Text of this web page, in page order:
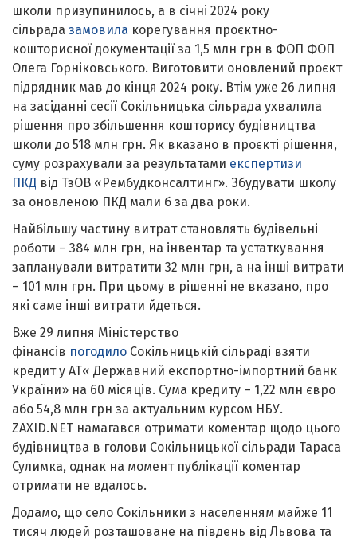
школи призупинилось, а в січні 2024 року
сільрада замовила корегування проєктно-
кошторисної документації за 1,5 млн грн в ФОП ФОП
Олега Горніковського. Виготовити оновлений проєкт
підрядник мав до кінця 2024 року. Втім уже 26 липня
на засіданні сесії Сокільницька сільрада ухвалила
рішення про збільшення кошторису будівництва
школи до 518 млн грн. Як вказано в проєкті рішення,
суму розрахували за результатами експертизи
ПКД від ТзОВ «Рембудконсалтинг». Збудувати школу
за оновленою ПКД мали б за два роки.
Найбільшу частину витрат становлять будівельні
роботи – 384 млн грн, на інвентар та устаткування
запланували витратити 32 млн грн, а на інші витрати
– 101 млн грн. При цьому в рішенні не вказано, про
які саме інші витрати йдеться.
Вже 29 липня Міністерство
фінансів погодило Сокільницькій сільраді взяти
кредит у АТ« Державний експортно-імпортний банк
України» на 60 місяців. Сума кредиту – 1,22 млн євро
або 54,8 млн грн за актуальним курсом НБУ.
ZAXID.NET намагався отримати коментар щодо цього
будівництва в голови Сокільницької сільради Тараса
Сулимка, однак на момент публікації коментар
отримати не вдалось.
Додамо, що село Сокільники з населенням майже 11
тисяч людей розташоване на південь від Львова та